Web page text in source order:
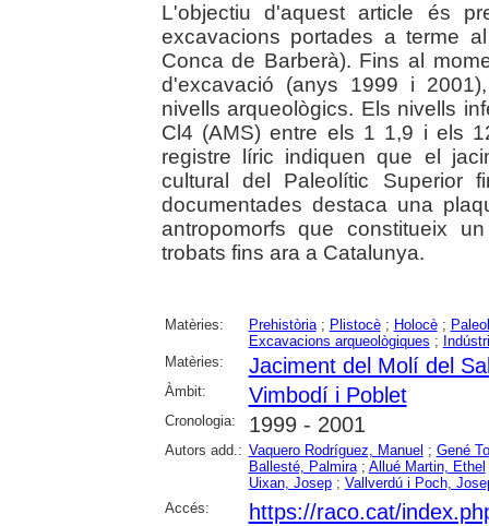
L'objectiu d'aquest article és
excavacions portades a terme
Conca de Barberà). Fins al
d'excavació (anys 1999 i
nivells arqueològics. Els nivells
Cl4 (AMS) entre els 1 1,9 i els
registre líric indiquen que el
cultural del Paleolític Superior
documentades destaca una
antropomorfs que constitueix
trobats fins ara a Catalunya.
Matèries: Prehistòria; Plistocè; Holocè;
Excavacions arqueològiques ;
Matèries:
Jaciment del Molí del
Àmbit: Vimbodí i Poblet
Cronologia: 1999 - 2001
Autors add.: Vaquero Rodríguez, Manuel ; Gené
Ballesté, Palmira; Allué Martin, Ethel
Uixan, Josep; Vallverdú i Poch,
Accés:
https://raco.cat/